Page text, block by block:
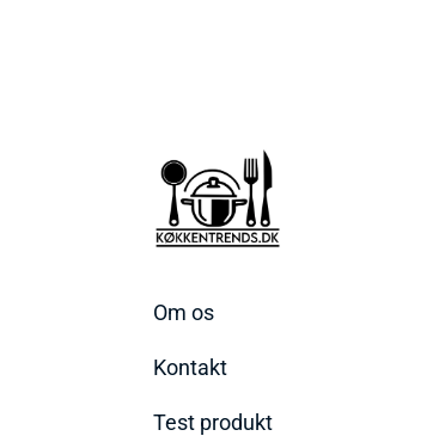
Om os
Kontakt
Test produkt